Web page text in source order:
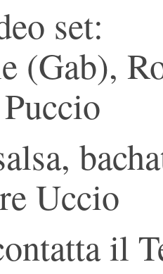
set:
(Gab),
Uccio
il